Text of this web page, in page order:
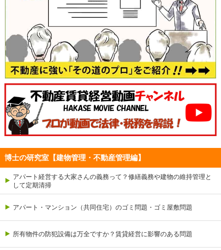
博士の研究室【建物管理・不動産管理編】
アパート経営する大家さんの義務って？修繕義務や建物の維持管理と
して定期清掃
アパート・マンション（共同住宅）のゴミ問題・ゴミ屋敷問題
所有物件の防犯設備は万全ですか？賃貸経営に影響のある問題